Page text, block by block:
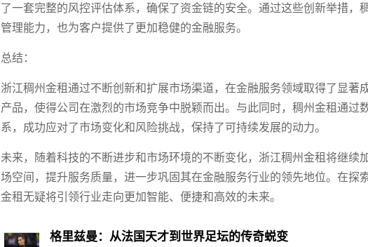
了一套完整的风控评估体系，确保了资金链的安全。通过这些创新举措，
管理能力，也为客户提供了更加稳健的金融服务。
总结：
浙江稠州金租通过不断创新和扩展市场渠道，在金融服务领域取得了显著
产品，使得公司在激烈的市场竞争中脱颖而出。与此同时，稠州金租通过
系，成功应对了市场变化和风险挑战，保持了可持续发展的动力。
未来，随着科技的不断进步和市场环境的不断变化，浙江稠州金租将继续
场空间，提升服务质量，进一步巩固其在金融服务行业的领先地位。在探
金租无疑将引领行业走向更加智能、便捷和高效的未来。
格里兹曼：从法国天才到世界足坛的传奇蜕变